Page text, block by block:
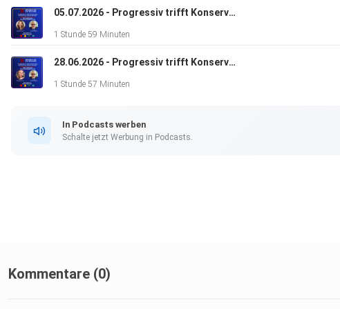
05.07.2026 - Progressiv trifft Konservativ: Na das kann ja heiter werden.
1 Stunde 59 Minuten
28.06.2026 - Progressiv trifft Konservativ: Na das kann ja heiter werden.
1 Stunde 57 Minuten
In Podcasts werben
Schalte jetzt Werbung in Podcasts.
Kommentare (0)